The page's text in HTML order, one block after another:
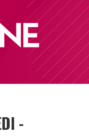
-